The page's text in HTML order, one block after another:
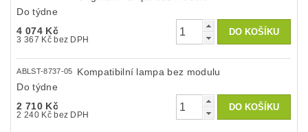
Do týdne
4 074 Kč
3 367 Kč bez DPH
ABLST-8737-05
Kompatibilní lampa bez modulu
Do týdne
2 710 Kč
2 240 Kč bez DPH